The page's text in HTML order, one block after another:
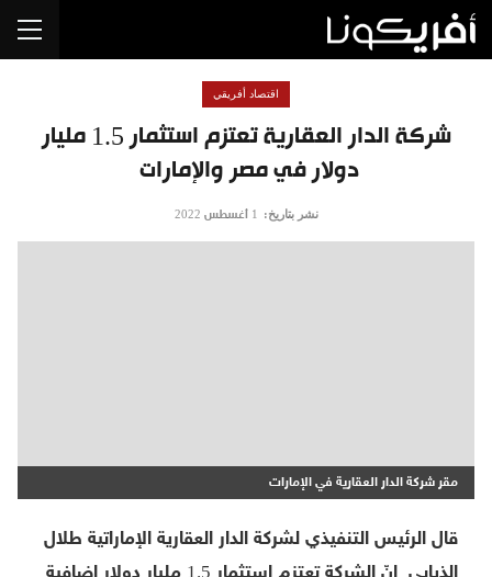
شركة الدار العقارية تعتزم استثمار 1.5 مليار
دولار في مصر والإمارات
اقتصاد أفريقي
نشر بتاريخ: 1 أغسطس 2022
مقر شركة الدار العقارية في الإمارات
قال الرئيس التنفيذي لشركة الدار العقارية الإماراتية طلال